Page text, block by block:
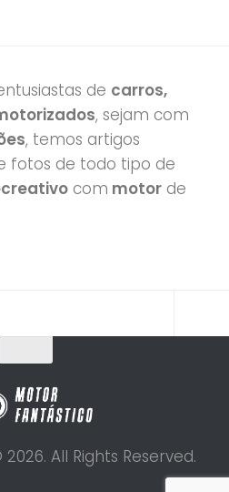
de carros,
, sejam com
, temos artigos
fotos de todo tipo de
com motor de
All Rights Reserved.